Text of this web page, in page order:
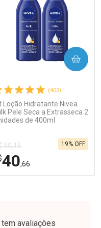
Ativar Desconto
Comprar sem Desconto
Por R$ 52,64/cada
Comprar sem Desconto
(402)
Loção Hidratante Nivea
Pele Seca a Extrasseca 2
de 400ml
50,15
40,66
19% OFF
COMPRAR
Menos
tem avaliações